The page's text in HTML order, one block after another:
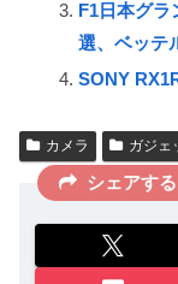
F1日本グラ
選、ベッテ
SONY
カメラ ガジェ
シェアする